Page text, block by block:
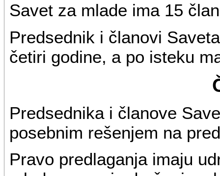
Savet za mlade ima 15
Predsednik i članovi
četiri godine, a po isteku
Predsednika i članove
posebnim rešenjem na
Pravo predlaganja imaju